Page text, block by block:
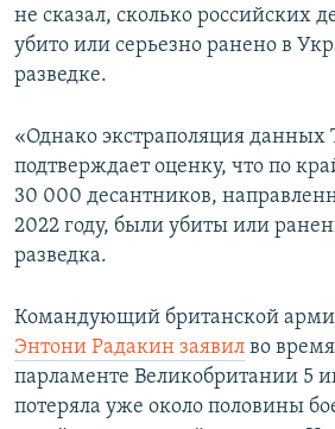
не сказал, сколько российских
убито или серьезно ранено в
разведке.
«Однако экстраполяция данных
подтверждает оценку, что по
30 000 десантников,
2022 году, были убиты или
разведка.
Командующий британской
Энтони Радакин заявил во
парламенте Великобритании 5
потеряла уже около половины